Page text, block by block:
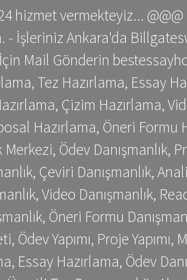
hizmet vermekteyiz...
- İşleriniz Ankara'da
Mail Gönderin
Tez Hazırlama, Essay
Çizim Hazırlama,
Hazırlama, Öneri Formu
Ödev Danışmanlık,
Çeviri Danışmanlık,
Video Danışmanlık,
Öneri Formu
Yapımı, Proje Yapımı,
Essay Hazırlama, Ödev